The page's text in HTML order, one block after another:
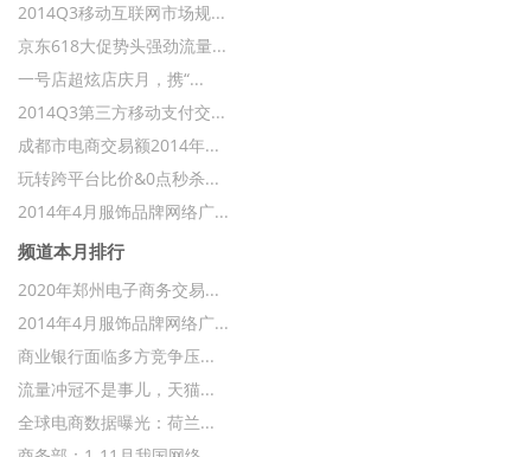
2014Q3移动互联网市场规...
京东618大促势头强劲流量...
一号店超炫店庆月，携“...
2014Q3第三方移动支付交...
成都市电商交易额2014年...
玩转跨平台比价&0点秒杀...
2014年4月服饰品牌网络广...
频道本月排行
2020年郑州电子商务交易...
2014年4月服饰品牌网络广...
商业银行面临多方竞争压...
流量冲冠不是事儿，天猫...
全球电商数据曝光：荷兰...